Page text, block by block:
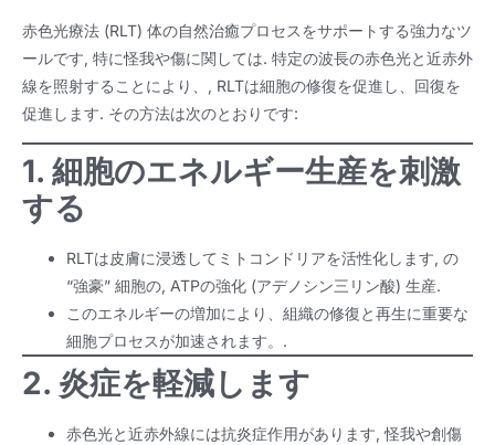
赤色光療法 (RLT) 体の自然治癒プロセスをサポートする強力なツ
ールです, 特に怪我や傷に関しては. 特定の波長の赤色光と近赤外
線を照射することにより、, RLTは細胞の修復を促進し、回復を
促進します. その方法は次のとおりです:
1. 細胞のエネルギー生産を刺激
する
RLTは皮膚に浸透してミトコンドリアを活性化します, の
“強豪” 細胞の, ATPの強化 (アデノシン三リン酸) 生産.
このエネルギーの増加により、組織の修復と再生に重要な
細胞プロセスが加速されます。.
2. 炎症を軽減します
赤色光と近赤外線には抗炎症作用があります, 怪我や創傷